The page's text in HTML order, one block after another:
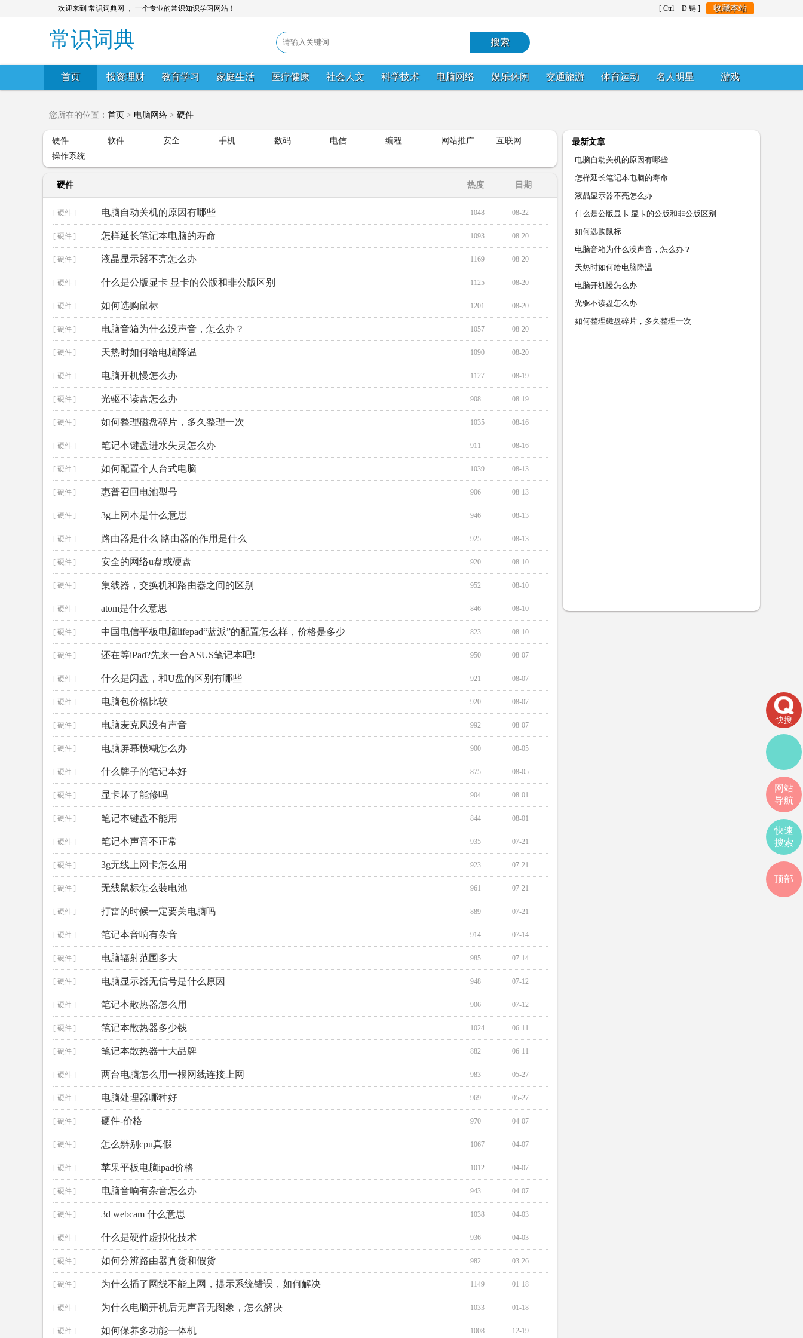
欢迎来到 常识词典网 ， 一个专业的常识知识学习网站！ [ Ctrl + D 键 ] 收藏本站
常识词典
首页 投资理财 教育学习 家庭生活 医疗健康 社会人文 科学技术 电脑网络 娱乐休闲 交通旅游 体育运动 名人明星 游戏
您所在的位置： 首页 > 电脑网络 > 硬件
硬件 软件 安全 手机 数码 电信 编程 网站推广
互联网
操作系统
硬件 日期
热度
[ 硬件 ] 电脑自动关机的原因有哪些 08-22
1048
[ 硬件 ] 怎样延长笔记本电脑的寿命 08-20
1093
[ 硬件 ] 液晶显示器不亮怎么办 08-20
1169
[ 硬件 ] 什么是公版显卡 显卡的公版和非公版区别 08-20
1125
[ 硬件 ] 如何选购鼠标 08-20
1201
[ 硬件 ] 电脑音箱为什么没声音，怎么办？ 08-20
1057
[ 硬件 ] 天热时如何给电脑降温 08-20
1090
[ 硬件 ] 电脑开机慢怎么办 08-19
1127
[ 硬件 ] 光驱不读盘怎么办 08-19
908
[ 硬件 ] 如何整理磁盘碎片，多久整理一次 08-16
1035
[ 硬件 ] 笔记本键盘进水失灵怎么办 08-16
911
[ 硬件 ] 如何配置个人台式电脑 08-13
1039
[ 硬件 ] 惠普召回电池型号 08-13
906
[ 硬件 ] 3g上网本是什么意思 08-13
946
[ 硬件 ] 路由器是什么 路由器的作用是什么 08-13
925
[ 硬件 ] 安全的网络u盘或硬盘 08-10
920
[ 硬件 ] 集线器，交换机和路由器之间的区别 08-10
952
[ 硬件 ] atom是什么意思 08-10
846
[ 硬件 ] 中国电信平板电脑lifepad“蓝派”的配置怎么样，价格是多少 08-10
823
[ 硬件 ] 还在等iPad?先来一台ASUS笔记本吧! 08-07
950
[ 硬件 ] 什么是闪盘，和U盘的区别有哪些 08-07
921
[ 硬件 ] 电脑包价格比较 08-07
920
[ 硬件 ] 电脑麦克风没有声音 08-07
992
[ 硬件 ] 电脑屏幕模糊怎么办 08-05
900
[ 硬件 ] 什么牌子的笔记本好 08-05
875
[ 硬件 ] 显卡坏了能修吗 08-01
904
[ 硬件 ] 笔记本键盘不能用 08-01
844
[ 硬件 ] 笔记本声音不正常 07-21
935
[ 硬件 ] 3g无线上网卡怎么用 07-21
923
[ 硬件 ] 无线鼠标怎么装电池 07-21
961
[ 硬件 ] 打雷的时候一定要关电脑吗 07-21
889
[ 硬件 ] 笔记本音响有杂音 07-14
914
[ 硬件 ] 电脑辐射范围多大 07-14
985
[ 硬件 ] 电脑显示器无信号是什么原因 07-12
948
[ 硬件 ] 笔记本散热器怎么用 07-12
906
[ 硬件 ] 笔记本散热器多少钱 06-11
1024
[ 硬件 ] 笔记本散热器十大品牌 06-11
882
[ 硬件 ] 两台电脑怎么用一根网线连接上网 05-27
983
[ 硬件 ] 电脑处理器哪种好 05-27
969
[ 硬件 ] 硬件-价格 04-07
970
[ 硬件 ] 怎么辨别cpu真假 04-07
1067
[ 硬件 ] 苹果平板电脑ipad价格 04-07
1012
[ 硬件 ] 电脑音响有杂音怎么办 04-07
943
[ 硬件 ] 3d webcam 什么意思 04-03
1038
[ 硬件 ] 什么是硬件虚拟化技术 04-03
936
[ 硬件 ] 如何分辨路由器真货和假货 03-26
982
[ 硬件 ] 为什么插了网线不能上网，提示系统错误，如何解决 01-18
1149
[ 硬件 ] 为什么电脑开机后无声音无图象，怎么解决 01-18
1033
[ 硬件 ] 如何保养多功能一体机 12-19
1008
最新文章
电脑自动关机的原因有哪些
怎样延长笔记本电脑的寿命
液晶显示器不亮怎么办
什么是公版显卡 显卡的公版和非公版区别
如何选购鼠标
电脑音箱为什么没声音，怎么办？
天热时如何给电脑降温
电脑开机慢怎么办
光驱不读盘怎么办
如何整理磁盘碎片，多久整理一次
快搜
网站
导航
快速
搜索
顶部